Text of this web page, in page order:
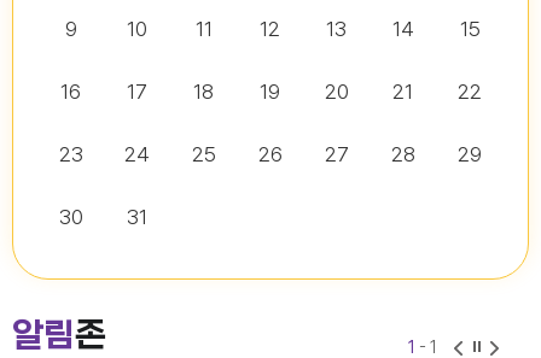
2026-06-26
2026-07-24
2026-07-07
2026-06-30
9 10 11 12 13 14 15
16 17 18 19 20 21 22
23 24 25 26 27 28 29
30 31
알림존 1 - 1